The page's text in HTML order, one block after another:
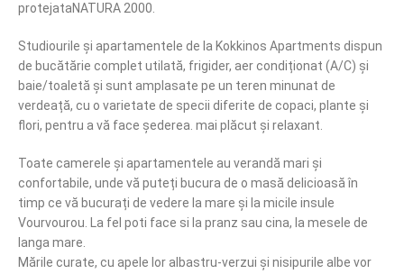
protejataNATURA 2000.
Studiourile și apartamentele de la Kokkinos Apartments dispun
de bucătărie complet utilată, frigider, aer condiționat (A/C) și
baie/toaletă și sunt amplasate pe un teren minunat de
verdeață, cu o varietate de specii diferite de copaci, plante și
flori, pentru a vă face șederea. mai plăcut și relaxant.
Toate camerele și apartamentele au verandă mari și
confortabile, unde vă puteți bucura de o masă delicioasă în
timp ce vă bucurați de vedere la mare și la micile insule
Vourvourou. La fel poti face si la pranz sau cina, la mesele de
langa mare.
Mările curate, cu apele lor albastru-verzui și nisipurile albe vor